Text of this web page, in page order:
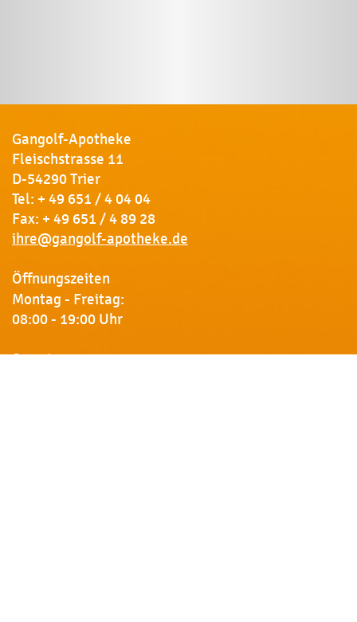
Gangolf-Apotheke
Fleischstrasse 11
D-54290 Trier
Tel: + 49 651 / 4 04 04
Fax: + 49 651 / 4 89 28
ihre@gangolf-apotheke.de
Öffnungszeiten
Montag - Freitag:
08:00 - 19:00 Uhr
Samstag: